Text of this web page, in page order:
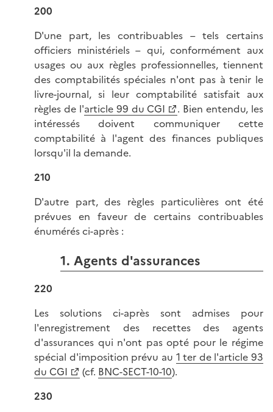
200
D'une part, les contribuables – tels certains
officiers ministériels – qui, conformément aux
usages ou aux règles professionnelles, tiennent
des comptabilités spéciales n'ont pas à tenir le
livre-journal, si leur comptabilité satisfait aux
règles de l'article 99 du CGI
. Bien entendu, les
intéressés doivent communiquer cette
comptabilité à l'agent des finances publiques
lorsqu'il la demande.
210
D'autre part, des règles particulières ont été
prévues en faveur de certains contribuables
énumérés ci-après :
1. Agents d'assurances
220
Les solutions ci-après sont admises pour
l'enregistrement des recettes des agents
d'assurances qui n'ont pas opté pour le régime
spécial d'imposition prévu au 1 ter de l'article 93
du CGI
(cf. BNC-SECT-10-10).
230